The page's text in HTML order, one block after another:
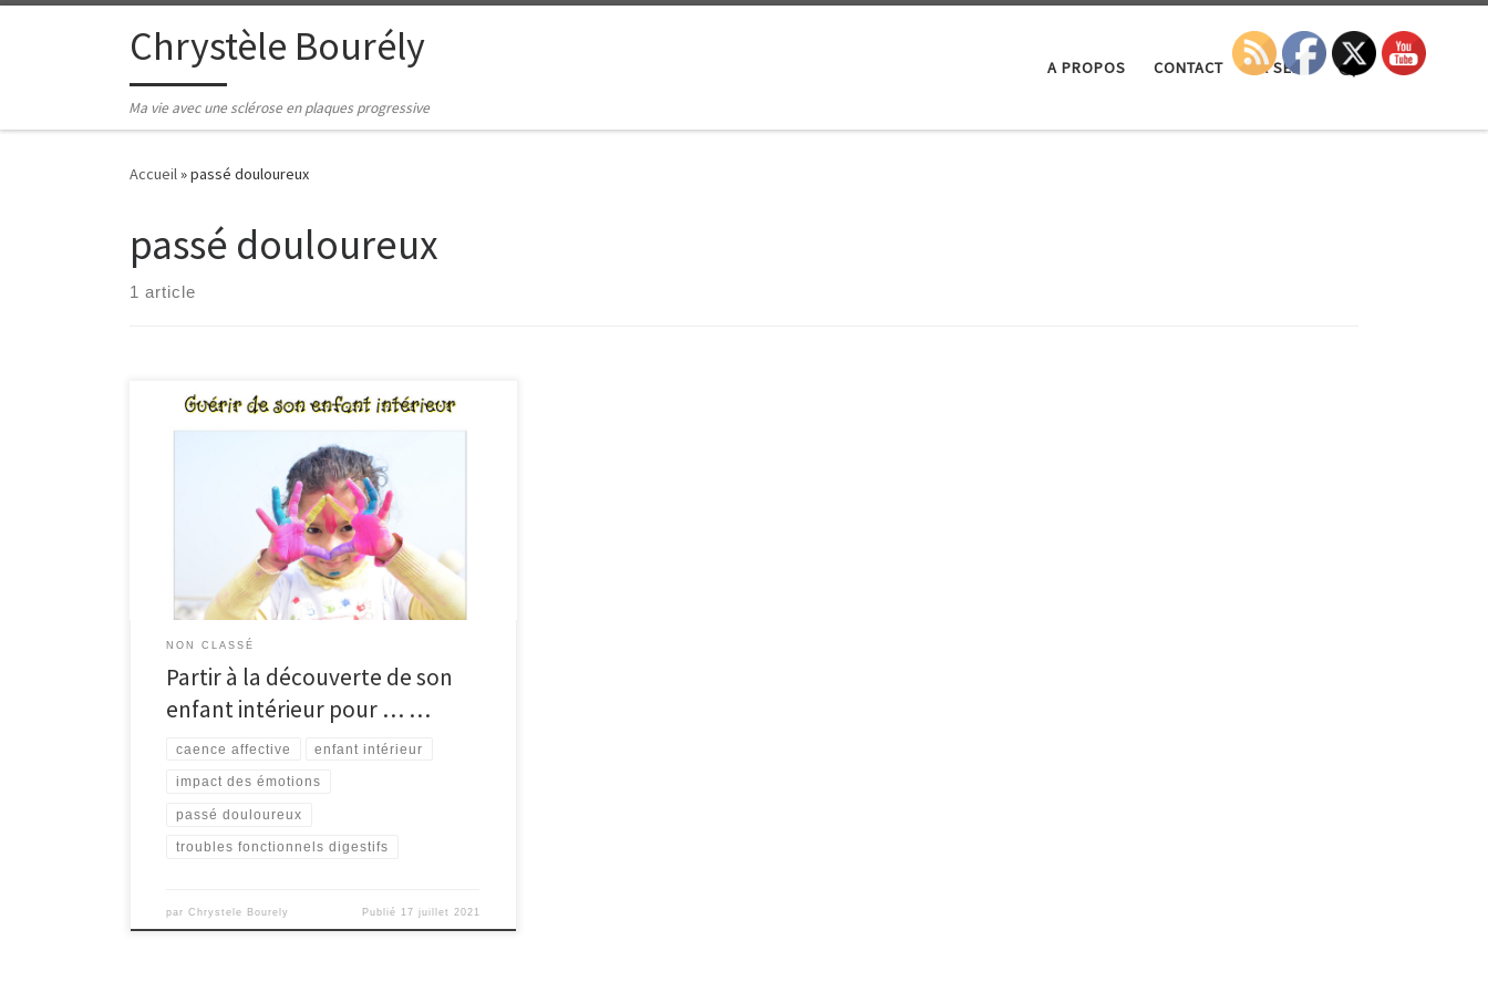
Passer au contenuChrystèle Bourély
Ma vie avec une sclérose en plaques progressive
A PROPOS CONTACT LA SEP Search
Accueil»passé douloureux
passé douloureux
1 article
Qui peut dire que son « enfant intérieur » a toujours
été heureux ? Dans cet article je vais vous expliquer
pourquoi j’ai décidé de suivre une formation destinée
à « guérir » de son passé … Aimer des parents
toxiques Tout enfant aime ses parents .. du moins au
NON CLASSÉ
Partir à la découverte de son
enfant intérieur pour … …
caence affective enfant intérieur
impact des émotions
passé douloureux
troubles fonctionnels digestifs
parChrystele Bourely Publié 17 juillet 2021